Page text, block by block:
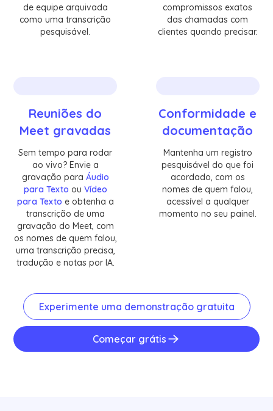
de equipe arquivada
como uma transcrição
pesquisável.
compromissos exatos
das chamadas com
clientes quando precisar.
Reuniões do
Meet gravadas
Sem tempo para rodar
ao vivo? Envie a
gravação para Áudio
para Texto ou Vídeo
para Texto e obtenha a
transcrição de uma
gravação do Meet, com
os nomes de quem falou,
uma transcrição precisa,
tradução e notas por IA.
Conformidade e
documentação
Mantenha um registro
pesquisável do que foi
acordado, com os
nomes de quem falou,
acessível a qualquer
momento no seu painel.
Experimente uma demonstração gratuita
Começar grátis